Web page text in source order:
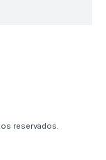
reservados.